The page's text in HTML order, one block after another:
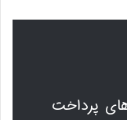
پرداخت